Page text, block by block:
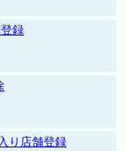
録
り店舗登録